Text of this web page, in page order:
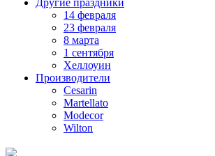
14 февраля
23 февраля
8 марта
1 сентября
Хеллоуин
Производители
Cesarin
Martellato
Modecor
Wilton